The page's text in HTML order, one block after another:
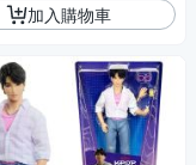
加入購物車